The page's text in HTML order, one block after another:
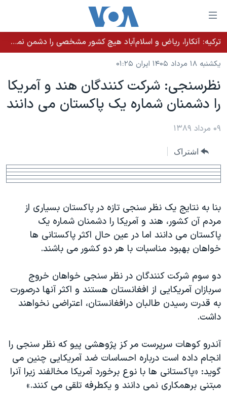
لینکهای
قابل
دسترسی
جهش
محتوای
اصلی
جهش
به
اصلی
جهش
به
خانه
نسخه سبک وب‌سایت
موضوع ها
ایران
آمریکا
ورزشی
گزیده‌ها
ویدیوها
فرهنگ و زندگی
حقوق شهروندی
اقتصادی
علم و فناوری
اسرائیل در جنگ
آرشیو پخش زنده
برنامه های تلویزیونی
جدول برنامه ها
صفحه‌های ویژه
جام جهانی ۲۰۲۶
عملیات خشم حماسی
بایگانی برنامه‌های تلویزیونی
مستندها
انتخابات ریاست جمهوری آمریکا ۲۰۲۴
حمله جمهوری اسلامی به اسرائیل
رمز مهسا
ورزش زنان در ایران
مجموعه مستندهای دادخواهی
تریبونال مردمی آبان ۹۸
دادگاه حمید نوری
فرکانس‌های صدای آمریکا
پخش رادیویی
یادگیری زبان انگلیسی
دنبال کنید
زبانهای مختلف
ترکیه: آنکارا، ریاض و اسلام‌آباد هیچ کشور مشخصی را دشمن نمی‌دانند مگر اینکه آن کشور اقدام خصمانه‌ای انجام دهد
یکشنبه ۱۸ مرداد ۱۴۰۵ ایران ۰۱:۲۵
نظرسنجی: شرکت کنندگان هند و آمريکا
را دشمنان شماره يک پاکستان می دانند
۰۹ مرداد ۱۳۸۹
اشتراک
بنا به نتايج يک نظر سنجی تازه در پاکستان بسياری از
مردم آن کشور، هند و آمريکا را دشمنان شماره يک
پاکستان می دانند اما در عين حال اکثر پاکستانی ها
خواهان بهبود مناسبات با هر دو کشور می باشند.
دو سوم شرکت کنندگان در نظر سنجی خواهان خروج
سربازان آمريکايی از افغانستان هستند و اکثر آنها درصورت
به قدرت رسيدن طالبان درافغانستان، اعتراضی نخواهند
داشت.
آندرو کوهات سرپرست مر کز پژوهشی پيو که نظر سنجی را
انجام داده است درباره احساسات ضد آمريکايی چنين می
گويد: «پاکستانی ها با نوع برخورد آمريکا مخالفند زيرا آنرا
مبتنی برهمکاری نمی دانند و يکطرفه تلقی می کنند.»